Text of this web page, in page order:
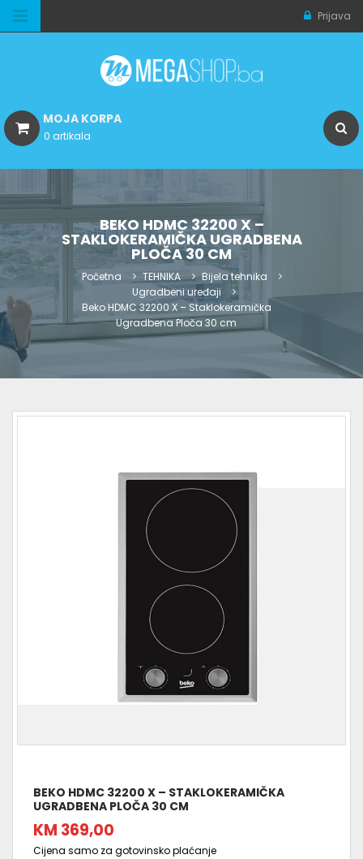
Prijava
MOJA KORPA
0 artikala
BEKO HDMC 32200 X –
STAKLOKERAMIČKA UGRADBENA
PLOČA 30 CM
Početna TEHNIKA
Bijela tehnika
Ugradbeni uređaji
Beko HDMC 32200 X – Staklokeramička
Ugradbena Ploča 30 cm
BEKO HDMC 32200 X – STAKLOKERAMIČKA
UGRADBENA PLOČA 30 CM
KM 369,00
Cijena samo za gotovinsko plaćanje